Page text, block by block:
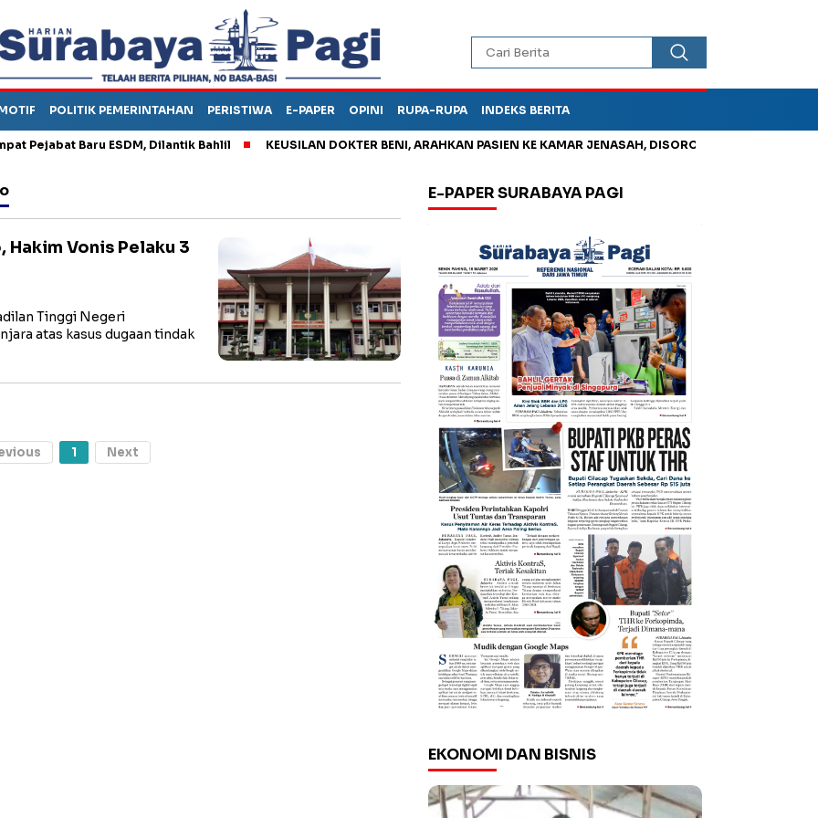
POLITIK PEMERINTAHAN PERISTIWA E-PAPER OPINI RUPA-RUPA INDEKS BERITA
Baru ESDM, Dilantik Bahlil KEUSILAN DOKTER BENI, ARAHKAN PASIEN KE KAMAR JENASAH, DISOROT
Vonis Pelaku 3
Tinggi Negeri
atas kasus dugaan tindak
1 Next
E-PAPER SURABAYA PAGI
EKONOMI DAN BISNIS